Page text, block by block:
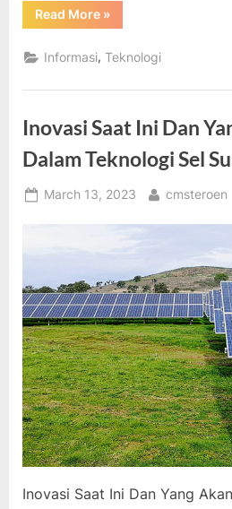
Read More“Manfaat
Transformasi
Ritel
Tahun
»
Informasi,Teknologi
Inovasi Saat Ini Dan
Dalam Teknologi Sel
Posted
March 13, 2023 By
cmsteroen
Inovasi Saat Ini Dan Yang